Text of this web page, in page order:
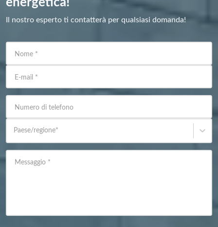
Il nostro esperto ti contatterà per qualsiasi domanda!
Nome *
E-mail *
Numero di telefono
Paese/regione*
Messaggio *